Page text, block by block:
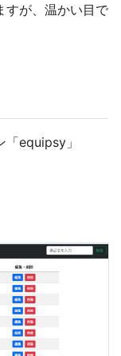
すが、温かい目で
equipsy」